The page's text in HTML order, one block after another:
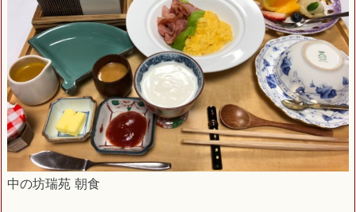
中の坊瑞苑 朝食